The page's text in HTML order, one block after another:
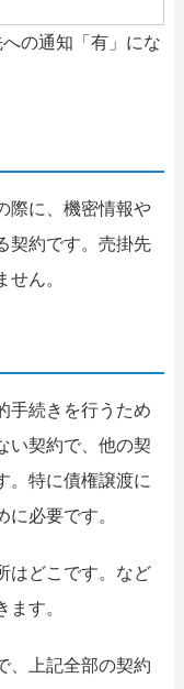
の通知「有」にな
際に、機密情報や
契約です。売掛先
ん。
手続きを行うため
い契約で、他の契
。特に債権譲渡に
必要です。
はどこです。など
す。
、上記全部の契約